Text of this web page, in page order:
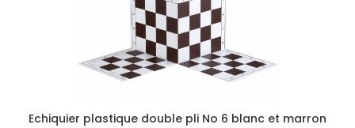
Echiquier plastique double pli No 6 blanc et marron